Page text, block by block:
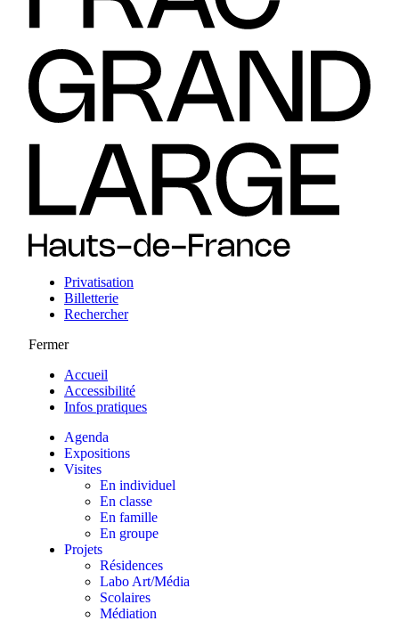
Privatisation
Billetterie
Rechercher
Fermer
Accueil
Accessibilité
Infos pratiques
Agenda
Expositions
Visites
En individuel
En classe
En famille
En groupe
Projets
Résidences
Labo Art/Média
Scolaires
Médiation